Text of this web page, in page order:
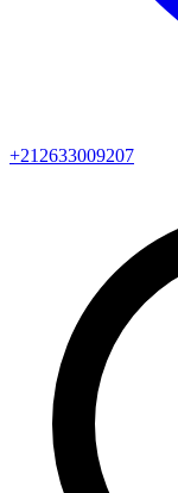
+212633009207